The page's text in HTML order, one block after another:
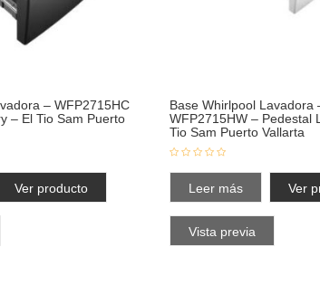
– WFP2715HC
– El Tio Sam Puerto
Ver producto
Base Whirlpool Lavadora
WFP2715HW – Pedestal
Tio Sam Puerto Vallarta
Leer más Ver
Vista previa